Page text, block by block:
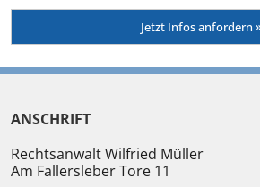
ANSCHRIFT
Rechtsanwalt Wilfried Müller
Am Fallersleber Tore 11